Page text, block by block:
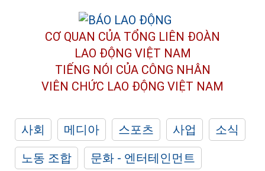
CƠ QUAN CỦA TỔNG LIÊN ĐOÀN
LAO ĐỘNG VIỆT NAM
TIẾNG NÓI CỦA CÔNG NHÂN
VIÊN CHỨC LAO ĐỘNG VIỆT NAM
사회 메디아 스포츠 사업
소식
노동 조합
문화 - 엔터테인먼트